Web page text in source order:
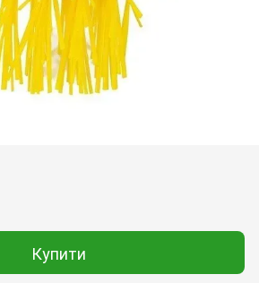
Купити